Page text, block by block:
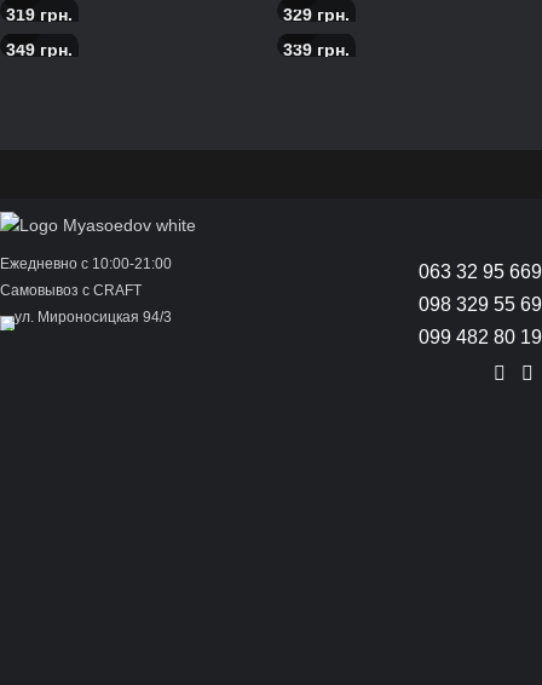
Пицца с морепродуктами
Скандинавская пицца с
лососем
Пицца пепперони
319 грн.
Пицца с прошутто
329 грн.
349 грн.
339 грн.
Ежедневно с 10:00-21:00
Самовывоз с CRAFT
ул. Мироносицкая 94/3
063 32 95 669
098 329 55 69
099 482 80 19